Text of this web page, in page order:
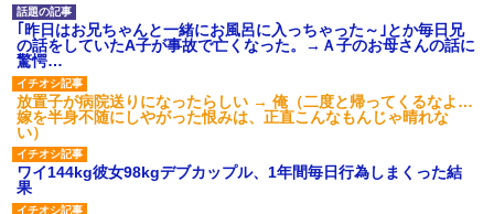
｢昨日はお兄ちゃんと一緒にお風呂に入っちゃった～｣とか毎日兄
の話をしていたA子が事故で亡くなった。→Ａ子のお母さんの話に
驚愕…
放置子が病院送りになったらしい → 俺（二度と帰ってくるなよ…
嫁を半身不随にしやがった恨みは、正直こんなもんじゃ晴れな
い）
ワイ144kg彼女98kgデブカップル、1年間毎日行為しまくった結
果